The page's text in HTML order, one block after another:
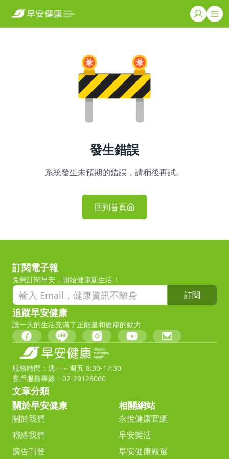
發生錯誤
系統發生未預期的錯誤，請稍後再試。
回到首頁
訂閱電子報
免費訂閱早安，開始健康新生活！
訂閱
追蹤早安健康
讓一天的生活充滿了正能量和健康的動力
服務時間：週一～週五 8:30-17:30
客戶服務專線：02-29128060
文章分類
關於早安健康
關於我們
聯絡我們
廣告刊登
相關網站
永悅健康官網
早安樂活
早安健康嚴選